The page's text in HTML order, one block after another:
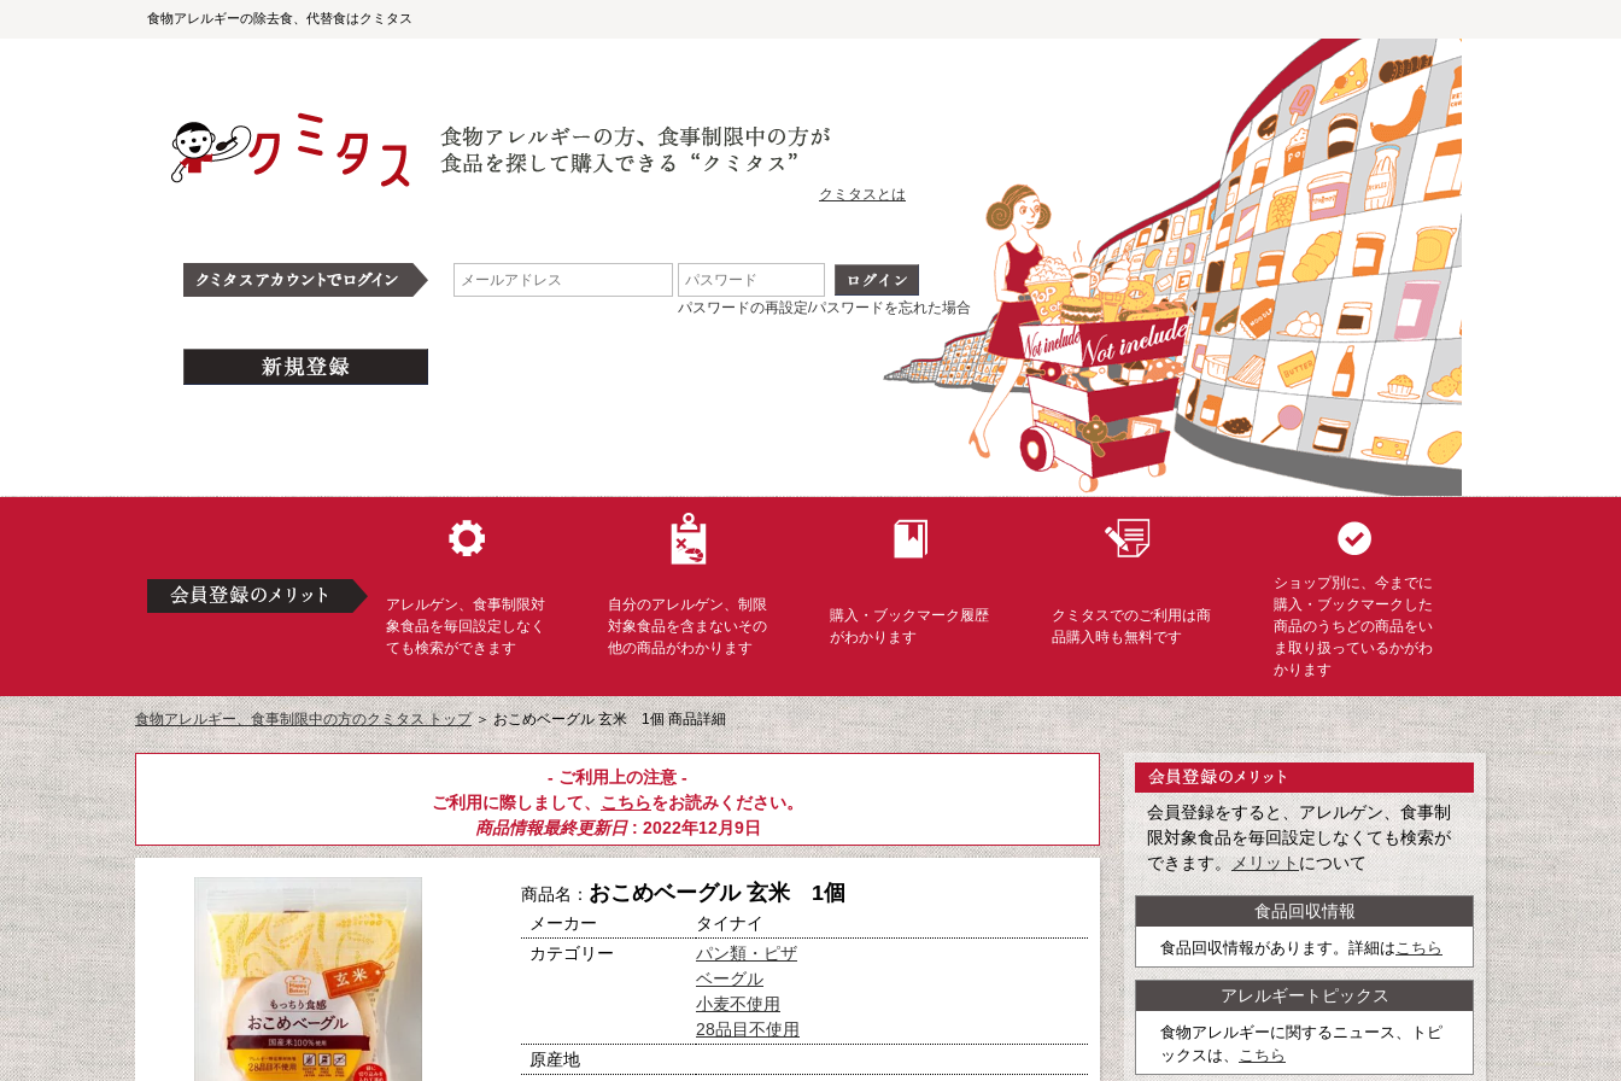
食物アレルギーの除去食、代替食はクミタス
クミタスとは
パスワードの再設定/パスワードを忘れた場合
アレルゲン、食事制限対
象食品を毎回設定しなく
ても検索ができます
自分のアレルゲン、制限
対象食品を含まないその
他の商品がわかります
購入・ブックマーク履歴
がわかります
クミタスでのご利用は商
品購入時も無料です
ショップ別に、今までに
購入・ブックマークした
商品のうちどの商品をい
ま取り扱っているかがわ
かります
食物アレルギー、食事制限中の方のクミタス トップ＞おこめベーグル 玄米 1個 商品詳細
- ご利用上の注意 -
ご利用に際しまして、 こちらをお読みください。
商品情報最終更新日: 2022年12月9日
商品名： おこめベーグル 玄米 1個
メーカー
タイナイ
カテゴリー
パン類・ピザ
ベーグル
小麦不使用
28品目不使用
原産地
会員登録をすると、アレルゲン、食事制
限対象食品を毎回設定しなくても検索が
できます。メリットについて
食品回収情報
食品回収情報があります。詳細は こちら
アレルギートピックス
食物アレルギーに関するニュース、トピ
ックスは、
こちら